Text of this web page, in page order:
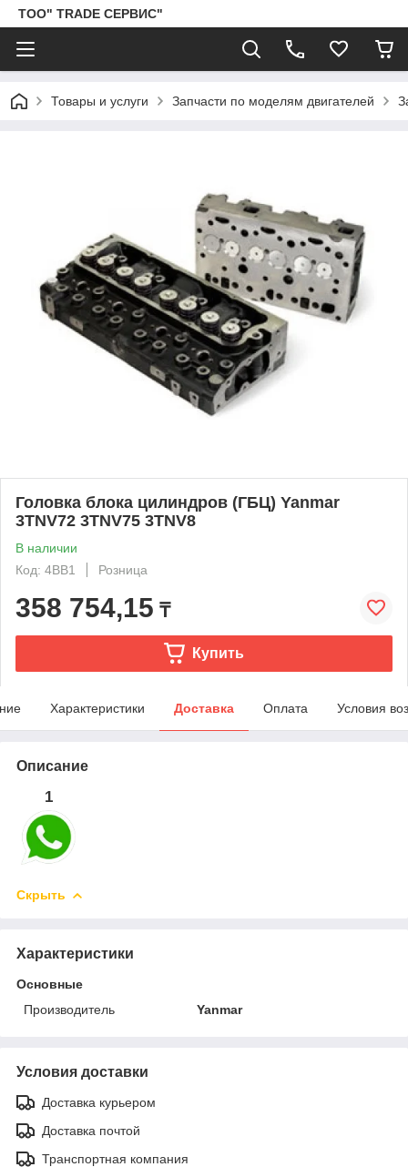
ТОО" TRADE СЕРВИС"
Товары и услуги Запчасти по моделям двигателей
Головка блока цилиндров (ГБЦ) Yanmar
3TNV72 3TNV75 3TNV8
В наличии
Код: 4BB1
Розница
358 754,15 ₸
Купить
Характеристики Доставка Оплата Условия
Описание
1
Скрыть
Характеристики
Основные
Производитель
Yanmar
Условия доставки
Доставка курьером
Доставка почтой
Транспортная компания